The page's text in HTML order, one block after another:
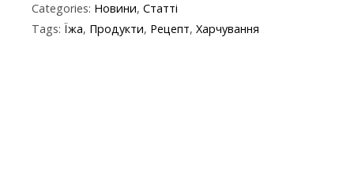
e
b
itt
er
e
gr
er at y
p
t
Categories: Новини, Статті
Tags: Їжа, Продукти, Рецепт, Харчування